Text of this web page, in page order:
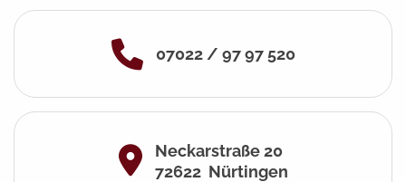
07022 / 97 97 520
Neckarstraße 20
72622 Nürtingen